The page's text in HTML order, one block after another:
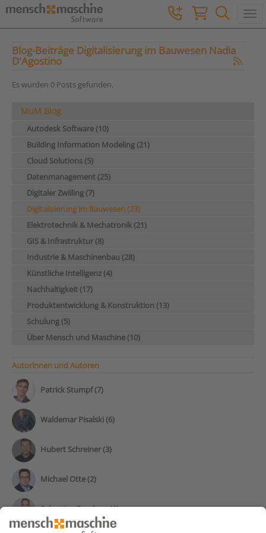
Blog-Beiträge Digitalisierung im Bauwesen Nadia
D'Agostino
Es wurden 0 Posts gefunden.
MuM Blog
Autodesk Software (10)
Building Information Modeling (21)
Cloud Solutions (5)
Datenmanagement (25)
Digitaler Zwilling (7)
Digitalisierung im Bauwesen (23)
Elektrotechnik & Mechatronik (21)
GIS & Infrastruktur (8)
Industrie & Maschinenbau (28)
Künstliche Intelligenz (4)
Nachhaltigkeit (17)
Produktentwicklung & Konstruktion (13)
Schulung (5)
Über Mensch und Maschine (10)
Autorinnen und Autoren
Patrick Stumpf (7)
Waldemar Pisalski (6)
Hubert Schreiner (3)
Michael Otte (2)
Sebastian Borchers (1)